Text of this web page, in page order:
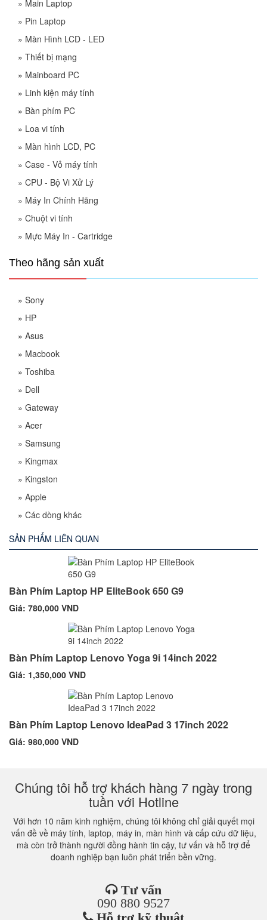
» Main Laptop
» Pin Laptop
» Màn Hình LCD - LED
» Thiết bị mạng
» Mainboard PC
» Linh kiện máy tính
» Bàn phím PC
» Loa vi tính
» Màn hình LCD, PC
» Case - Vỏ máy tính
» CPU - Bộ Vi Xử Lý
» Máy In Chính Hãng
» Chuột vi tính
» Mực Máy In - Cartridge
Theo hãng sản xuất
» Sony
» HP
» Asus
» Macbook
» Toshiba
» Dell
» Gateway
» Acer
» Samsung
» Kingmax
» Kingston
» Apple
» Các dòng khác
SẢN PHẨM LIÊN QUAN
Bàn Phím Laptop HP EliteBook 650 G9
Giá: 780,000 VND
Bàn Phím Laptop Lenovo Yoga 9i 14inch 2022
Giá: 1,350,000 VND
Bàn Phím Laptop Lenovo IdeaPad 3 17inch 2022
Giá: 980,000 VND
Chúng tôi hỗ trợ khách hàng 7 ngày trong
tuần với Hotline
Với hơn 10 năm kinh nghiệm, chúng tôi không chỉ giải quyết mọi
vấn đề về máy tính, laptop, máy in, màn hình và cấp cứu dữ liệu,
mà còn trở thành người đồng hành tin cậy, tư vấn và hỗ trợ để
doanh nghiệp bạn luôn phát triển bền vững.
Tư vấn
090 880 9527